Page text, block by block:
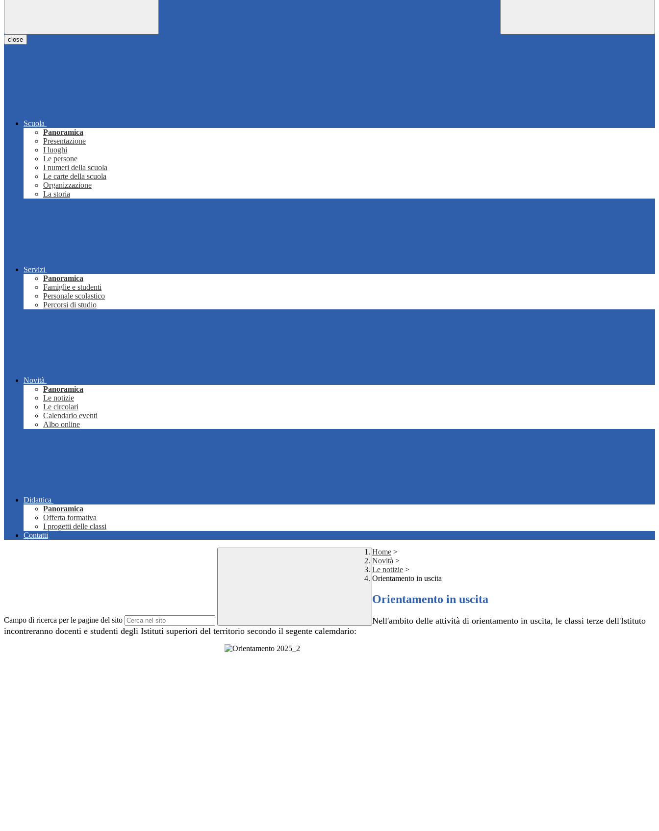
close
Scuola
Panoramica
Presentazione
I luoghi
Le persone
I numeri della scuola
Le carte della scuola
Organizzazione
La storia
Servizi
Panoramica
Famiglie e studenti
Personale scolastico
Percorsi di studio
Novità
Panoramica
Le notizie
Le circolari
Calendario eventi
Albo online
Didattica
Panoramica
Offerta formativa
I progetti delle classi
Contatti
Campo di ricerca per le pagine del sito
Home >
Novità >
Le notizie >
Orientamento in uscita
Orientamento in uscita
Nell'ambito delle attività di orientamento in uscita, le classi terze dell'Istituto
incontreranno docenti e studenti degli Istituti superiori del territorio secondo il segente calemdario: